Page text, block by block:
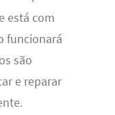
está com
funcionará
são
e reparar